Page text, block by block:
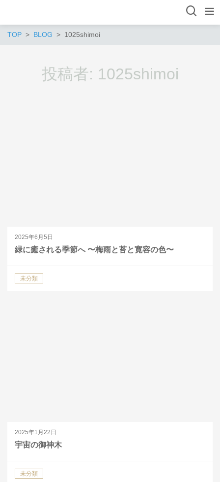
TOP BLOG 1025shimoi
投稿者: 1025shimoi
2025年6月5日
緑に癒される季節へ 〜梅雨と苔と寛容の色〜
未分類
2025年1月22日
宇宙の御神木
未分類